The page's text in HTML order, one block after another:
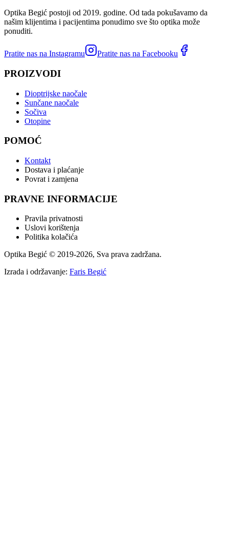
Optika Begić postoji od 2019. godine. Od tada pokušavamo da
našim klijentima i pacijentima ponudimo sve što optika može
ponuditi.
Pratite nas na Instagramu Pratite nas na Facebooku
PROIZVODI
Dioptrijske naočale
Sunčane naočale
Sočiva
Otopine
POMOĆ
Kontakt
Dostava i plaćanje
Povrat i zamjena
PRAVNE INFORMACIJE
Pravila privatnosti
Uslovi korištenja
Politika kolačića
Optika Begić © 2019-2026, Sva prava zadržana.
Izrada i održavanje: Faris Begić